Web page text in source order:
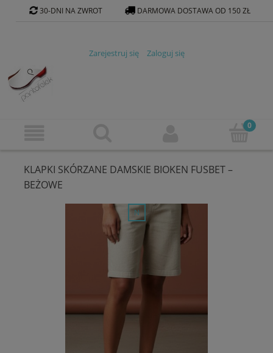
Zarejestruj się Zaloguj się
30-DNI NA ZWROT DARMOWA DOSTAWA OD 150 ZŁ
KLAPKI SKÓRZANE DAMSKIE BIOKEN FUSBET –
BEŻOWE
nowość